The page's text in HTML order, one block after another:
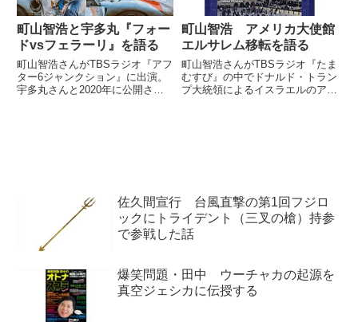
町山智浩と宇多丸『フォー
ドvsフェラーリ』を語る
町山智浩さんがTBSラジオ『アフ
ター6ジャンクション』に出演。
宇多丸さんと2020年に公開され
町山智浩 アメリカ大使館
エルサレム移転を語る
町山智浩さんがTBSラジオ『たま
むすび』の中でドナルド・トラン
プ大統領によるイスラエルのアメ
佐久間宣行 台風直撃の第1回フジロ
ックにトライデント（三叉の槍）持参
で参戦した話
爆笑問題・田中 ウーチャカの起源を
真空ジェシカに伝授する